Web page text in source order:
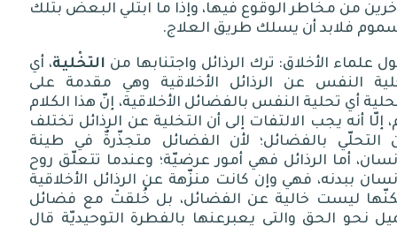
من مخاطر الوقوع فيها، وإذا ما ابتُلي البعض بتلك
فلابد أن يسلك طريق العلاج.
علماء الأخلاق: ترك الرذائل واجتنابها من التخْلية، أي
النفس عن الرذائل الأخلاقية وهي مقدمة
على
أي تحلية النفس بالفضائل الأخلاقية، إنّ هذا الكلام
إلّا أنه يجب الالتفات إلى أن التخلية عن الرذائل تختلف
التحلّي بالفضائل؛ لأن الفضائل متجذّرةٌ في
طينة
أما الرذائل فهي أمور عرضيّة؛ وعندما تتعلّق روح
ببدنه، فهي وإن كانت منزّهة عن الرذائل الأخلاقية
ليست خالية عن الفضائل، بل خُلقتْ مع فضائل
نحو الحق والتي يعبرعنها بالفطرة التوحيديّة قال